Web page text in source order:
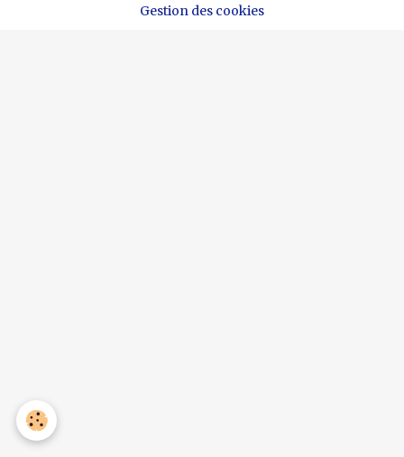
Gestion des cookies